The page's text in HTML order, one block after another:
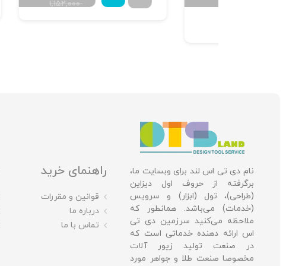
۱,۱۵۲,۰۰۰
نام دی تی اس لند برای وبسایت ما،
برگرفته از حروف اول دیزاین
(طراحی)، تول (ابزار) و سرویس
(خدمات) می‌باشد. همانطور که
ملاحظه می‌کنید سرزمین دی تی
اس ارائه دهنده خدماتی است که
در صنعت تولید زیور آلات
مخصوصا صنعت طلا و جواهر مورد
راهنمای خرید
قوانین و مقررات
درباره ما
تماس با ما